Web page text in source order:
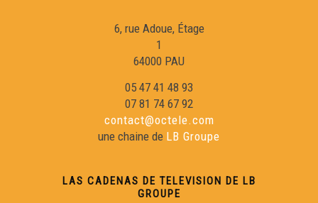
6, rue Adoue, Étage
1
64000 PAU
05 47 41 48 93
07 81 74 67 92
contact@octele.com
une chaine de LB Groupe
LAS CADENAS DE TELEVISION DE LB
GROUPE